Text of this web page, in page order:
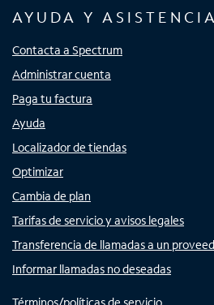
AYUDA Y
Contacta a Spectrum
Administrar cuenta
Paga tu factura
Ayuda
Localizador de tiendas
Optimizar
Cambia de plan
Tarifas de servicio y avisos legales
Transferencia de llamadas a un
Informar llamadas no deseadas